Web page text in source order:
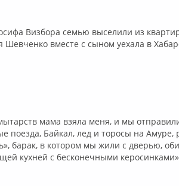
Визбора семью выселили из
вместе с сыном уехала в
мама взяла меня, и мы
поезда, Байкал, лед и торосы на
барак, в котором мы жили с дверью,
кухней с бесконечными